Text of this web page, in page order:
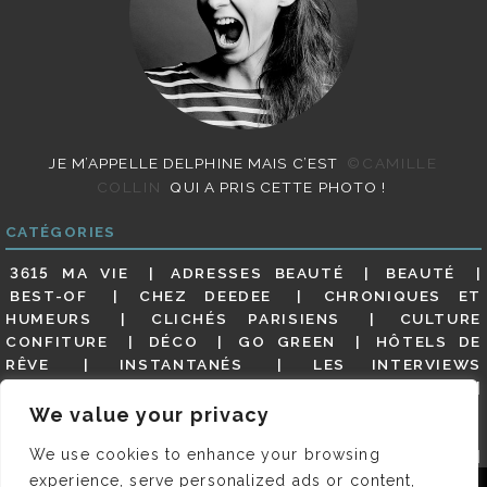
We value your privacy
We use cookies to enhance your browsing
experience, serve personalized ads or content,
JE M’APPELLE DELPHINE MAIS C’EST
©CAMILLE
COLLIN
QUI A PRIS CETTE PHOTO !
CATÉGORIES
3615 MA VIE ADRESSES BEAUTÉ
BEAUTÉ
BEST-OF
CHEZ DEEDEE
CHRONIQUES ET
HUMEURS
CLICHÉS PARISIENS
CULTURE
CONFITURE
DÉCO GO GREEN
HÔTELS DE
RÊVE
INSTANTANÉS
LES INTERVIEWS
MES ADRESSES
MODE NON CLASSÉ
GUIDE
PARIS EN PHOTOS
RESTAURANTS
REVUE DE PRESSE DÉTAILLÉE, SIOU PLAIT